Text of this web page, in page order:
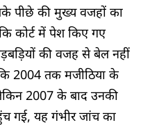
पीछे की मुख्य वजहों का
कोर्ट में पेश किए गए
की वजह से बेल नहीं
कि 2004 तक मजीठिया के
लेकिन 2007 के बाद उनकी
गई, यह गंभीर जांच का